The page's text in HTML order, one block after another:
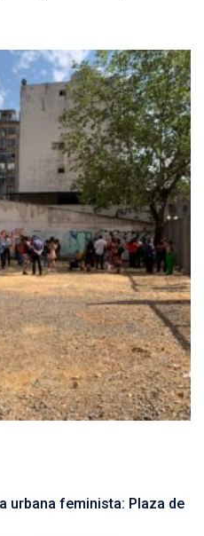
urbana feminista: Plaza de